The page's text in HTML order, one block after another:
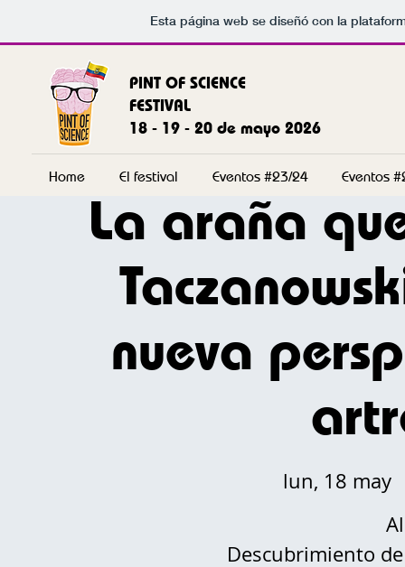
Esta página web se diseñó con la
PINT OF SCIENCE
FESTIVAL
18 - 19 - 20 de mayo 2026
Home El festival Eventos #23/24 Eventos
La araña
nueva
lun, 18 may
Descubrimiento